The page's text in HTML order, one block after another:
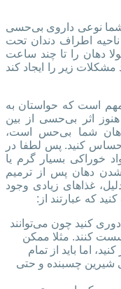
شما نوعی داروی بی‌حسی
اطراف دندان تحت
دهان را تا چند ساعت
زیر را ایجاد کند
است که حواستان به
اثر بی‌حسی از بین
دهان شما بی‌حس است،
کنید. پس لطفا در
خوراکی بسیار گرم یا
دهان پس از ترمیم
غذاهای زیادی وجود
که عبارتند از:
کنید چون می‌توانند
سست کنند. مثلا ممکن
اما باید از تمام
شیرین چسبنده و حتی